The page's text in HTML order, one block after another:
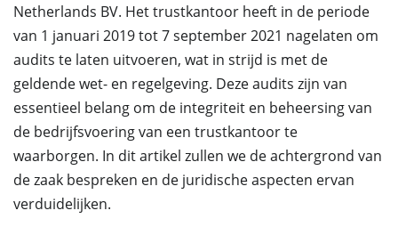
Netherlands BV. Het trustkantoor heeft in de periode
van 1 januari 2019 tot 7 september 2021 nagelaten om
audits te laten uitvoeren, wat in strijd is met de
geldende wet- en regelgeving. Deze audits zijn van
essentieel belang om de integriteit en beheersing van
de bedrijfsvoering van een trustkantoor te
waarborgen. In dit artikel zullen we de achtergrond van
de zaak bespreken en de juridische aspecten ervan
verduidelijken.